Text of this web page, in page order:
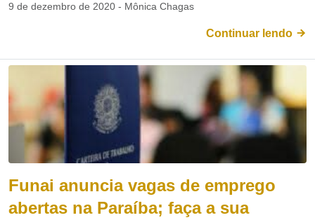
9 de dezembro de 2020 - Mônica Chagas
Continuar lendo
Funai anuncia vagas de emprego
abertas na Paraíba; faça a sua